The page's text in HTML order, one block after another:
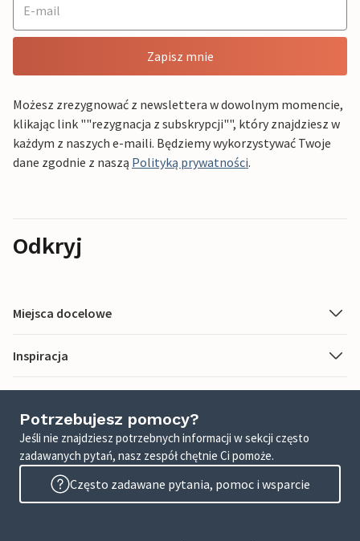
Zapisz mnie
Możesz zrezygnować z newslettera w dowolnym momencie,
klikając link ""rezygnacja z subskrypcji"", który znajdziesz w
każdym z naszych e-maili. Będziemy wykorzystywać Twoje
dane zgodnie z naszą Polityką prywatności.
Odkryj
Miejsca docelowe
Inspiracja
Potrzebujesz pomocy?
Jeśli nie znajdziesz potrzebnych informacji w sekcji często
zadawanych pytań, nasz zespół chętnie Ci pomoże.
Często zadawane pytania, pomoc i wsparcie